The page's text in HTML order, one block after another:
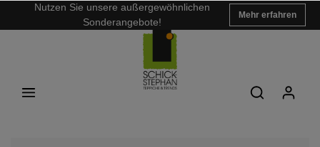
Nutzen Sie unsere außergewöhnlichen
Sonderangebote!
Mehr erfahren